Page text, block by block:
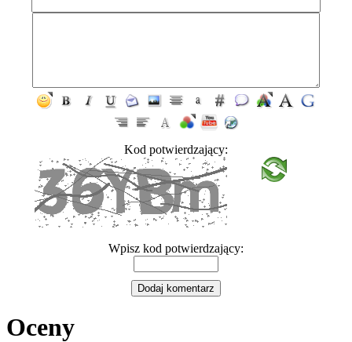
Kod potwierdzający:
Wpisz kod potwierdzający:
Oceny